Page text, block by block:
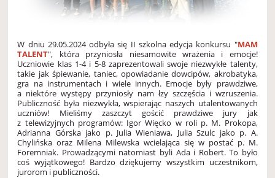
W dniu 29.05.2024 odbyła się II szkolna edycja konkursu "MAM
TALENT", która przyniosła niesamowite wrażenia i emocje!
Uczniowie klas 1-4 i 5-8 zaprezentowali swoje niezwykłe talenty,
takie jak śpiewanie, taniec, opowiadanie dowcipów, akrobatyka,
gra na instrumentach i wiele innych. Emocje były prawdziwe,
a niektóre występy przyniosły nam łzy szczęścia i wzruszenia.
Publiczność była niezwykła, wspierając naszych utalentowanych
uczniów! Mieliśmy zaszczyt gościć prawdziwe jury jak
z telewizyjnych programów: Igor Więcko w roli p. M. Prokopa,
Adrianna Górska jako p. Julia Wieniawa, Julia Szulc jako p. A.
Chylińska oraz Milena Milewska wcielająca się w postać p. M.
Foremniak. Prowadzącymi natomiast byli Ada i Robert. To było
coś wyjątkowego! Bardzo dziękujemy wszystkim uczestnikom,
jurorom i publiczności.